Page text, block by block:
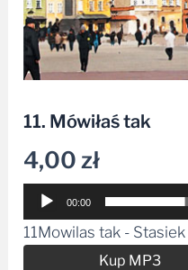
11. Mówiłaś tak
4,00zł
Odtwarzacz
plików
dźwiękowych
00:00
11Mowilas tak -
Kup MP3